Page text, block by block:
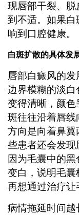
现唇部干裂、
到不适。如果
响到口腔健康。
白斑扩散的具体发
唇部白癜风的
边界模糊的淡
变得清晰，颜色
斑往往沿着唇线
方向是向着鼻
些患者还会发
因为毛囊中的
变白，说明毛
再想通过治疗让
病情拖延时间